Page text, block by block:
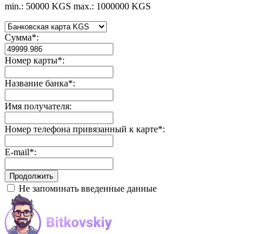
min.: 50000 KGS max.: 1000000 KGS
Сумма*:
Номер карты*:
Название банка*:
Имя получателя:
Номер телефона привязанный к карте*:
E-mail*:
Не запоминать введенные данные